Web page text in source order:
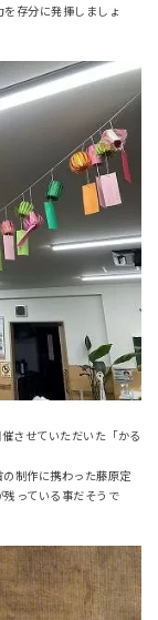
存分に発揮しましょ
させていただいた「かる
制作に携わった藤原定
っている事だそうで